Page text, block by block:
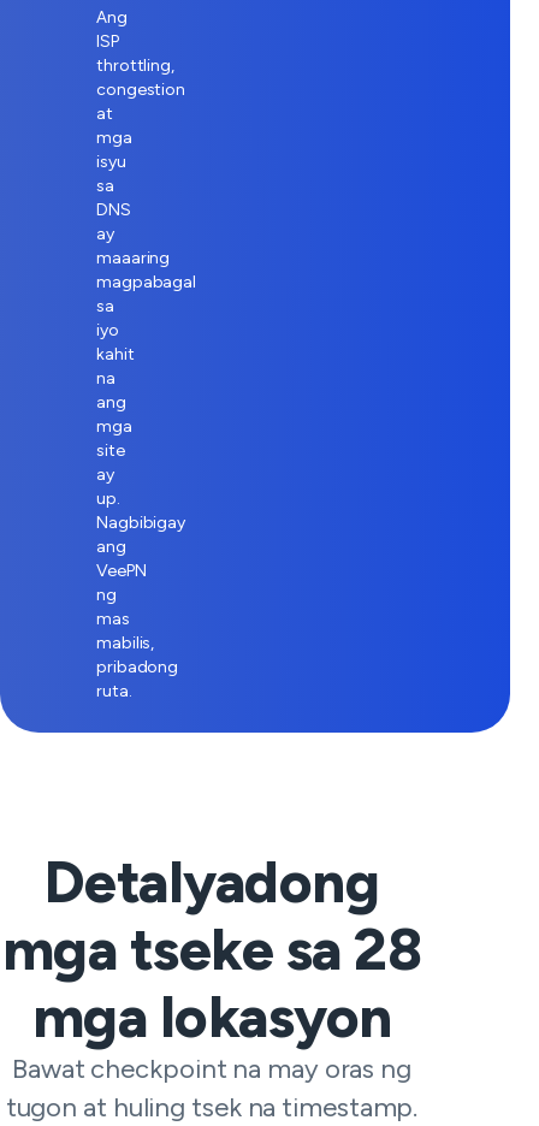
Ang
ISP
throttling,
congestion
at
mga
isyu
sa
DNS
ay
maaaring
magpabagal
sa
iyo
kahit
na
ang
mga
site
ay
up.
Nagbibigay
ang
VeePN
ng
mas
mabilis,
pribadong
ruta.
Detalyadong
mga tseke sa28
mga lokasyon
Bawat checkpoint na may oras ng
tugon at huling tsek na timestamp.